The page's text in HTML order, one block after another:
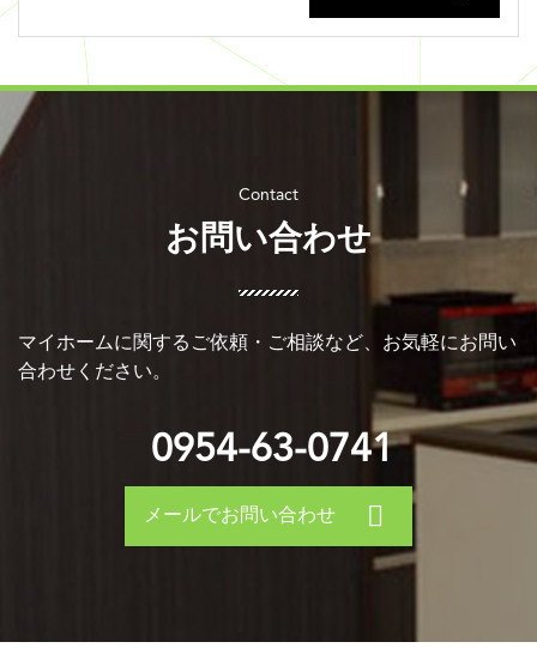
お問い合わせ
マイホームに関するご依頼・ご相談など、お気軽にお問い
合わせください。
0954-63-0741
メールでお問い合わせ